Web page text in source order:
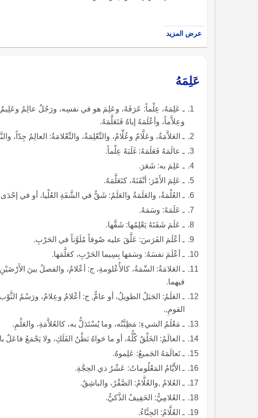
عرض المزيد
عَلِمَهُ
ـ عَلِمَهُ، عِلْماً: عَرَفَهُ، وعَلِمَ هو في نفسِه، ورَجُلٌ عالِمٌ وعَلِيمٌ,
وعِلاَّماً، وأعْلَمَهُ إياهُ فَتَعَلَّمَهُ.
ـ العَلاَّمَةُ، وعَلَّامٌ وعُلِّامٌ، والتِّعْلِمَةُ، والتِّعْلامَةُ: العالِمُ جِدّاً،
ـ عالَمَهُ فَعَلَمَهُ: غَلَبَهُ عِلْماً.
ـ عَلِمَ به: شَعَرَ.
ـ عَلِمَ الأَمْرَ: أتْقَنَهُ، كتَعَلَّمَهُ.
ـ العُلْمَةُ، والعَلَمَةُ والعَلَمُ: شَقٌّ في الشَّفَةِ العُلْيا، أو في إحْدَى
ـ عَلَمَهُ: وسَمَهُ.
ـ عَلَمَ شَفَتَهُ يَعْلِمُها: شَقَّها.
ـ أعْلَمَ الفَرَسَ: عَلَّقَ عليه صُوفاً مُلَوَّناً في الحَرْبِ.
ـ أعْلَمَ نفسَهُ: وسَمَها بِسِيما الحَرْبِ، كعَلَّمَها.
ـ العَلامَةُ: السِّمَةُ، كالأُعْلومةِ، ج: أعْلامٌ، والفصلُ بينَ
فيهما.
ـ العَلَمُ: الجَبَلُ الطويلُ، أو عامٌّ, ج: أعْلامٌ وعِلامٌ، ورَسْمُ
القومِ,.
ـ مَعْلَمُ الشيءِ: مَظِنَّتُه، وما يُسْتَدَلُّ به، كالعُلاَّمَةِ، والعَلْمِ.
ـ العالَمُ: الخَلْقُ كُلُّهُ، أو ما حَواهُ بَطْنُ الفَلَكِ، ولا يَجْمَعُ فاعَلٌ
ـ تَعالَمَهُ الجَميعُ: عَلِموهُ.
ـ الأَيَّامُ المَعْلُوماتُ: عَشْرُ ذي الحِجَّةِ.
ـ العُلامُ ,والعُلَّامُ: الصَّقْرُ، والباشِقُ.
ـ العُلامِيُّ: الخَفِيفُ الذَّكيُّ.
ـ العُلَّامُ: الحِنَّاءُ.